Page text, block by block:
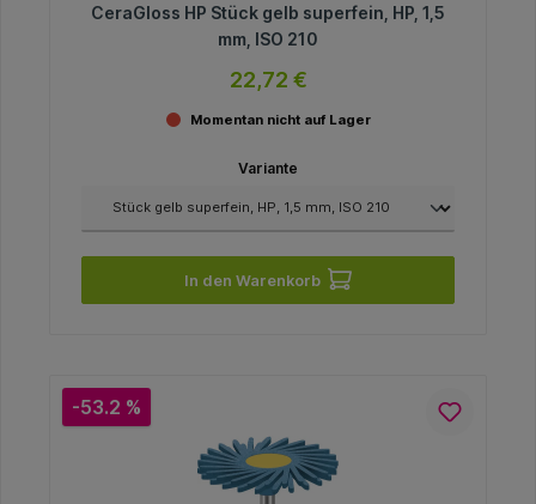
CeraGloss HP Stück gelb superfein, HP, 1,5
mm, ISO 210
22,72 €
Momentan nicht auf Lager
Variante
In den Warenkorb
-53.2 %